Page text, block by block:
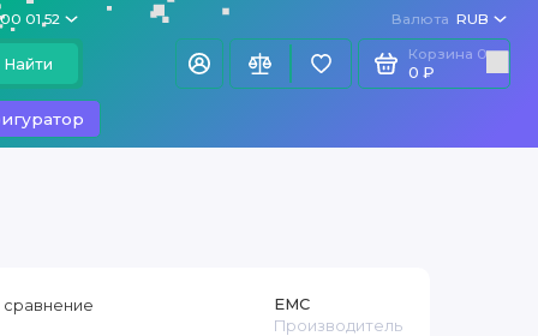
01 52 Валюта RUB
Найти
Корзина 0
0 ₽
EMC
Производитель
сравнение